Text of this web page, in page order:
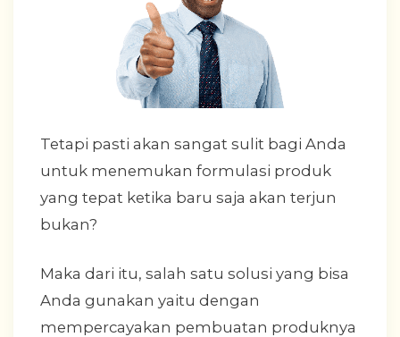
Tetapi pasti akan sangat sulit bagi Anda
untuk menemukan formulasi produk
yang tepat ketika baru saja akan terjun
bukan?
Maka dari itu, salah satu solusi yang bisa
Anda gunakan yaitu dengan
mempercayakan pembuatan produknya